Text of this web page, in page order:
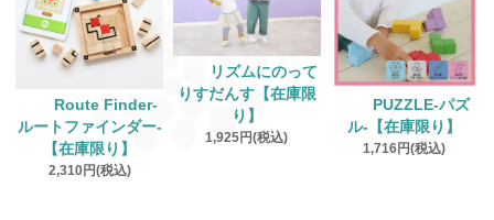
Route Finder‐
ルートファインダー‐
【在庫限り】
2,310円(税込)
リズムにのって
りすだんす【在庫限
り】
1,925円(税込)
PUZZLE‐パズ
ル‐【在庫限り】
1,716円(税込)